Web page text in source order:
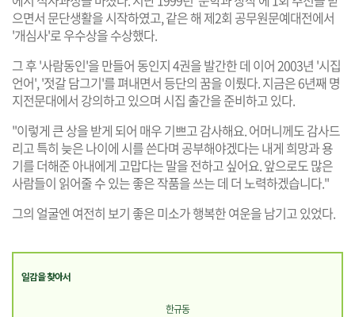
으면서 문단생활을 시작하였고, 같은 해 제2회 공무원문예대전에서
'개심사'로 우수상을 수상했다.
그 후 '사람동인'을 만들어 동인지 4권을 발간한 데 이어 2003년 '시집
언어', '젓갈 담그기'를 펴내면서 등단의 꿈을 이뤘다. 지금은 6년째 명
지전문대에서 강의하고 있으며 시집 출간을 준비하고 있다.
"이렇게 큰 상을 받게 되어 매우 기쁘고 감사해요. 어머니께도 감사드
리고 특히 늦은 나이에 시를 쓴다며 공부해야겠다는 내게 희망과 용
기를 더해준 아내에게 고맙다는 말을 전하고 싶어요. 앞으로도 많은
사람들이 읽어줄 수 있는 좋은 작품을 쓰는 데 더 노력하겠습니다."
그의 얼굴엔 여전히 보기 좋은 미소가 행복한 여운을 남기고 있었다.
일감을 찾아서
한규동